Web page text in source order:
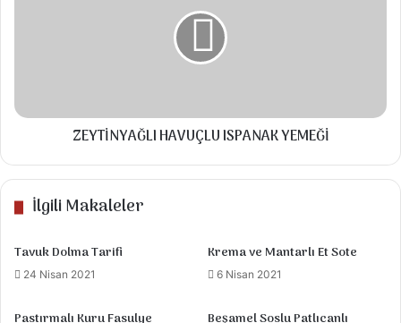
kavurmaya devam ediyoruz.
Salçaları ilave edip kokusu çıkana kadar
Akşamdan ıslatılmış fasulyeleri gazı çıkması
İÇİN biraz haşlıyoruz 5-10 dk suyunu süzüp
su ekleyip fasulyeler yumuşayıncaya kadar
Yanında pilav, turşu veya salata eşliğinde
servis ediyoruz.Afiyet olsun
ZEYTİNYAĞLI HAVUÇLU ISPANAK YEMEĞİ
İlgili Makaleler
Tavuk Dolma Tarifi
24 Nisan 2021
Krema ve Mantarlı Et Sote
6 Nisan 2021